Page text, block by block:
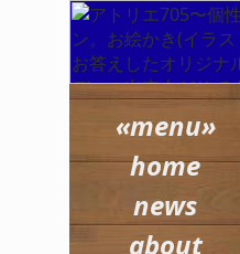
«menu»
home
news
about